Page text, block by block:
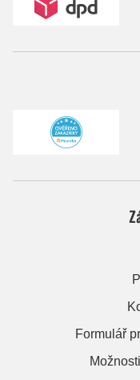
Formulář